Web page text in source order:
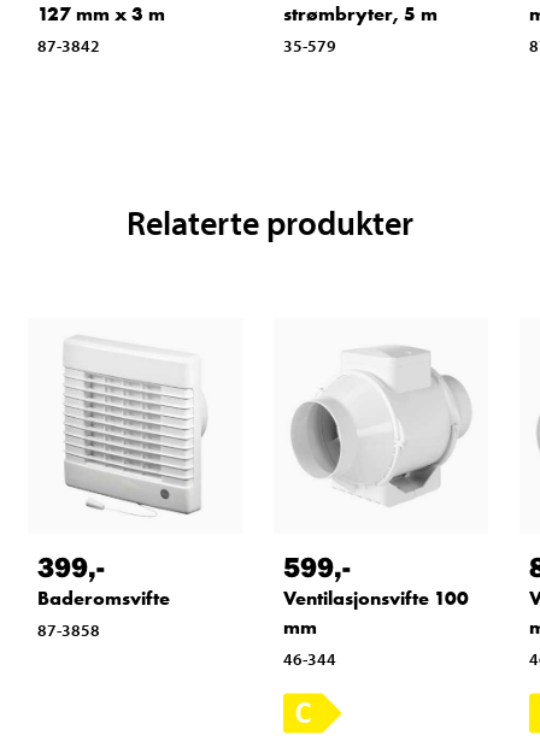
127 mm x 3 m
87-3842
strømbryter, 5 m
35-579
Relaterte produkter
399,-
Baderomsvifte
87-3858
599,-
Ventilasjonsvifte 100
mm
46-344